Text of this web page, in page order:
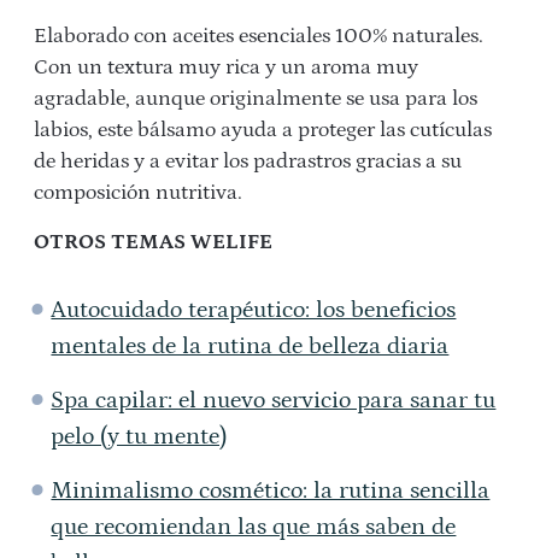
Elaborado con aceites esenciales 100% naturales.
Con un textura muy rica y un aroma muy
agradable, aunque originalmente se usa para los
labios, este bálsamo ayuda a proteger las cutículas
de heridas y a evitar los padrastros gracias a su
composición nutritiva.
OTROS TEMAS WELIFE
Autocuidado terapéutico: los beneficios
mentales de la rutina de belleza diaria
Spa capilar: el nuevo servicio para sanar tu
pelo (y tu mente)
Minimalismo cosmético: la rutina sencilla
que recomiendan las que más saben de